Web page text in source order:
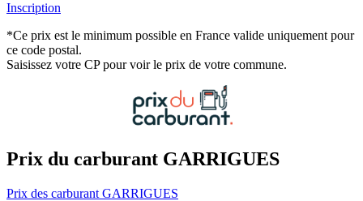
Inscription
*Ce prix est le minimum possible en France valide uniquement pour
ce code postal.
Saisissez votre CP pour voir le prix de votre commune.
Prix du carburant GARRIGUES
Prix des carburant GARRIGUES